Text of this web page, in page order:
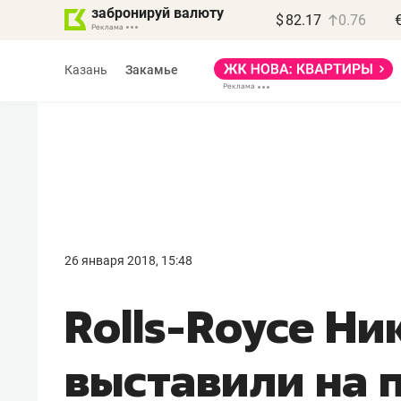
забронируй валюту $ 82.17 0.76
Казань Закамье
26 января 2018, 15:48
Rolls-Royce
выставили на
правил, бизнес может
потерять минимум